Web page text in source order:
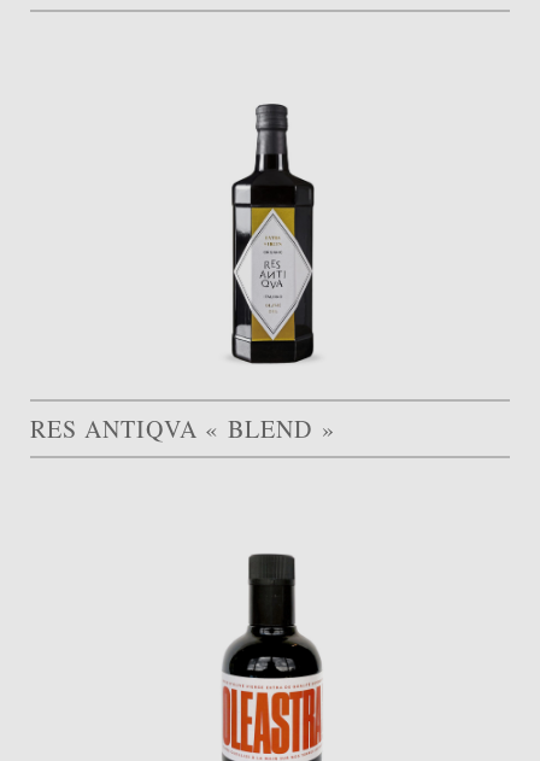
RES ANTIQVA « BLEND »